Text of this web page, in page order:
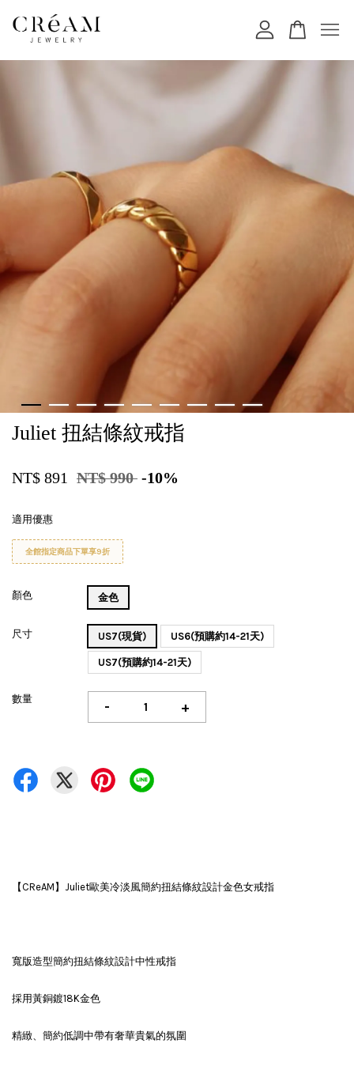
Juliet 扭結條紋戒指
NT$ 891 NT$ 990 -10%
適用優惠
全館指定商品下單享9折
顏色 金色
尺寸 US7(現貨) US6(預購約14-21天)
US7(預購約14-21天)
數量 - +
【CReAM】Juliet歐美冷淡風簡約扭結條紋設計金色女戒指
寬版造型簡約扭結條紋設計中性戒指
採用黃銅鍍18K金色
精緻、簡約低調中帶有奢華貴氣的氛圍
您的購物車目前還是空的。